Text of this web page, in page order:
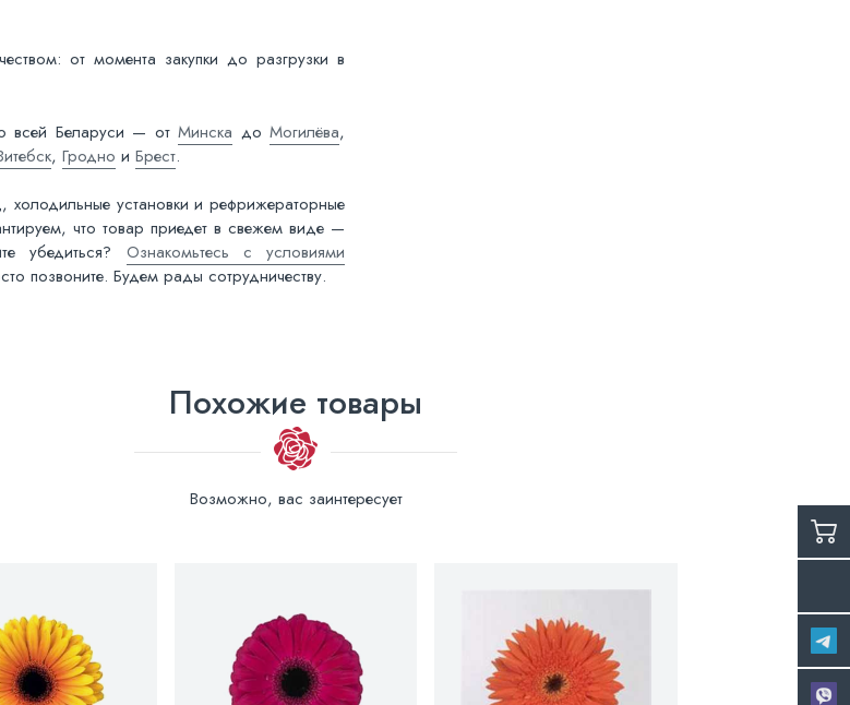
от момента закупки до разгрузки в
всей Беларуси — отМинска доМогилёва,
, Гродно и Брест.
холодильные установки и рефрижераторные
что товар приедет в свежем виде —
убедиться? Ознакомьтесь с условиями
позвоните. Будем рады сотрудничеству.
Похожие товары
Возможно, вас заинтересует